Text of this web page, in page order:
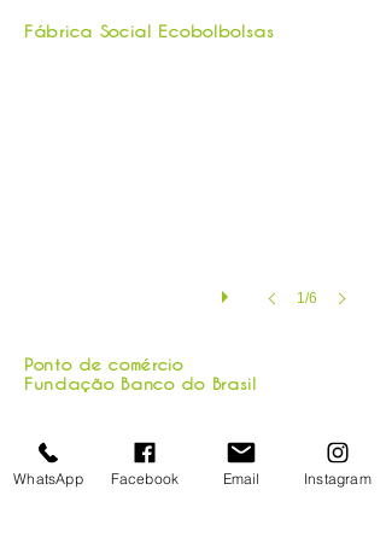
Fábrica Social Ecobolbolsas
1/6
Ponto de comércio
Fundação Banco do Brasil
WhatsApp Facebook Email Instagram